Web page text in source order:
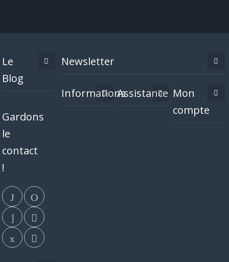
Le
Blog
Gardons
le
contact
!
Newsletter
InformationsAssistance Mon
compte